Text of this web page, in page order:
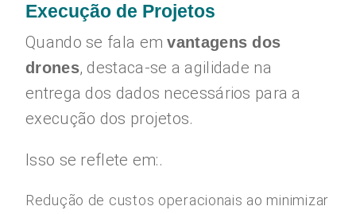
Execução de Projetos
Quando se fala emvantagens dos
drones, destaca-se a agilidade na
entrega dos dados necessários para a
execução dos projetos.
Isso se reflete em:.
Redução de custos operacionais ao minimizar